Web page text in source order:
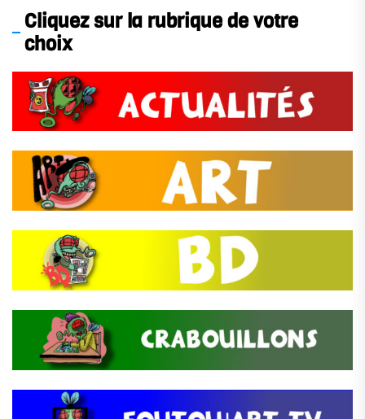
Cliquez sur la rubrique de votre
choix